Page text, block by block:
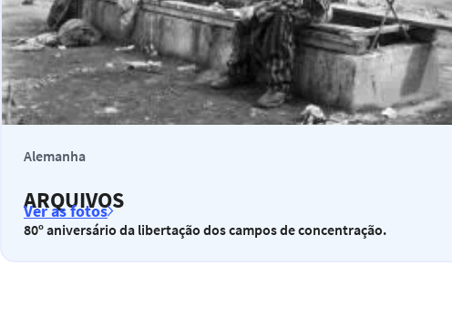
Alemanha
ARQUIVOS
80º aniversário da libertação dos campos de concentração.
Ver as fotos